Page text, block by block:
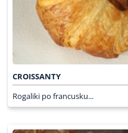
CROISSANTY
Rogaliki po francusku...